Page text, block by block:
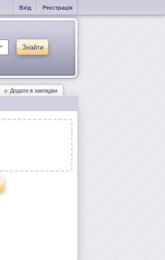
Вхід Реєстрація
Знайти
Додати в закладки